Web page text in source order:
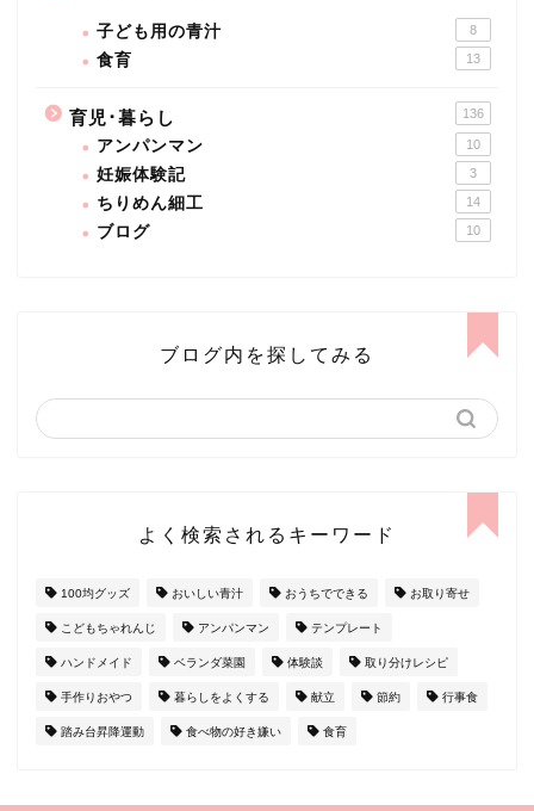
子ども用の青汁 8
食育 13
育児･暮らし 136
アンパンマン 10
妊娠体験記 3
ちりめん細工 14
ブログ 10
ブログ内を探してみる
よく検索されるキーワード
100均グッズ おいしい青汁 おうちでできる お取り寄せ
こどもちゃれんじ アンパンマン テンプレート
ハンドメイド ベランダ菜園 体験談 取り分けレシピ
手作りおやつ 暮らしをよくする 献立 節約 行事食
踏み台昇降運動 食べ物の好き嫌い 食育